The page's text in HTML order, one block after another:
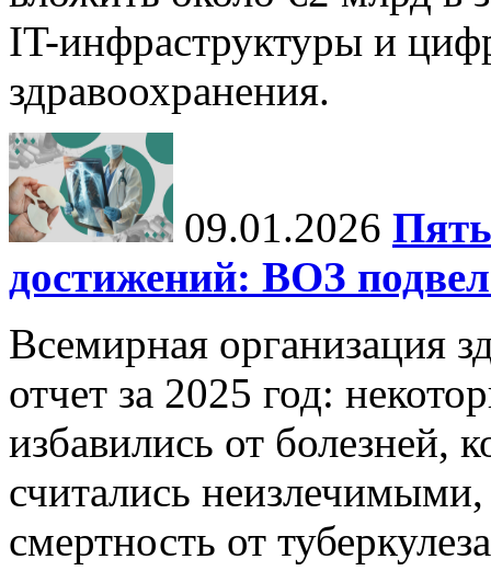
IT-инфраструктуры и
здравоохранения.
09.01.2026
достижений: ВОЗ
Всемирная организация
отчет за 2025 год:
избавились от болезней,
считались неизлечимыми,
смертность от